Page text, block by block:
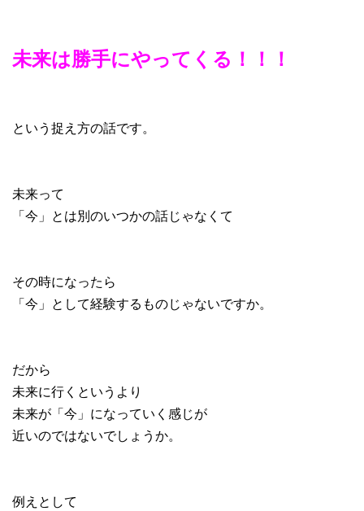
未来は勝手にやってくる！！！
という捉え方の話です。
未来って
「今」とは別のいつかの話じゃなくて
その時になったら
「今」として経験するものじゃないですか。
だから
未来に行くというより
未来が「今」になっていく感じが
近いのではないでしょうか。
例えとして